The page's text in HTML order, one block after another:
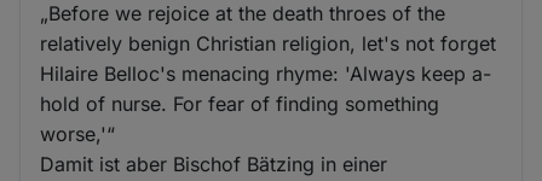
„Before we rejoice at the death throes of the
relatively benign Christian religion, let's not forget
Hilaire Belloc's menacing rhyme: 'Always keep a-
hold of nurse. For fear of finding something
worse,'“
Damit ist aber Bischof Bätzing in einer